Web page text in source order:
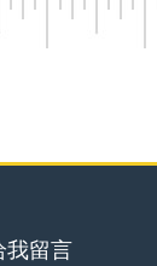
我留言